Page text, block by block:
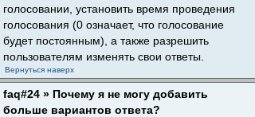
голосовании, установить время проведения
голосования (0 означает, что голосование
будет постоянным), а также разрешить
пользователям изменять свои ответы.
Вернуться наверх
faq#24 » Почему я не могу добавить
больше вариантов ответа?